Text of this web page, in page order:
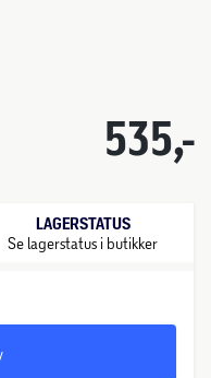
535,-
LAGERSTATUS
Se lagerstatus i butikker